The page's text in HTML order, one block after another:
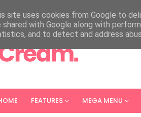
FEATURES MEGA MENU
site uses cookies from Google to
shared with Google along with
and to detect and address